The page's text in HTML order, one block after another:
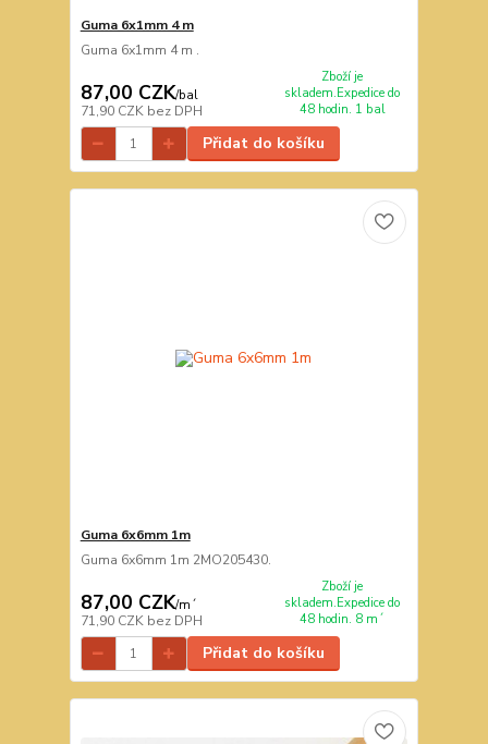
Guma 6x1mm 4 m
Guma 6x1mm 4 m .
87,00 CZK/bal
71,90 CZK bez DPH
Zboží je
skladem.Expedice do
48 hodin. 1 bal
Přidat do košíku
Guma 6x6mm 1m
Guma 6x6mm 1m 2MO205430.
87,00 CZK/m´
71,90 CZK bez DPH
Zboží je
skladem.Expedice do
48 hodin. 8 m´
Přidat do košíku